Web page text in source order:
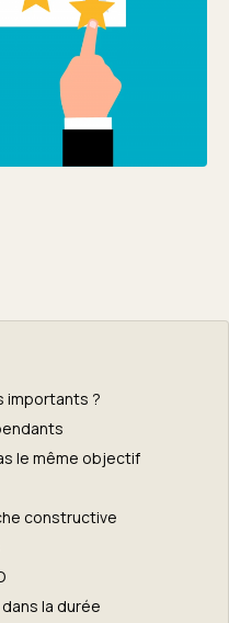
importants ?
le même objectif
constructive
la durée